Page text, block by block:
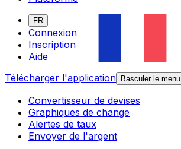
FR
Connexion
Inscription
Aide
Télécharger l'application
Basculer le menu
Convertisseur de devises
Graphiques de change
Alertes de taux
Envoyer de l'argent